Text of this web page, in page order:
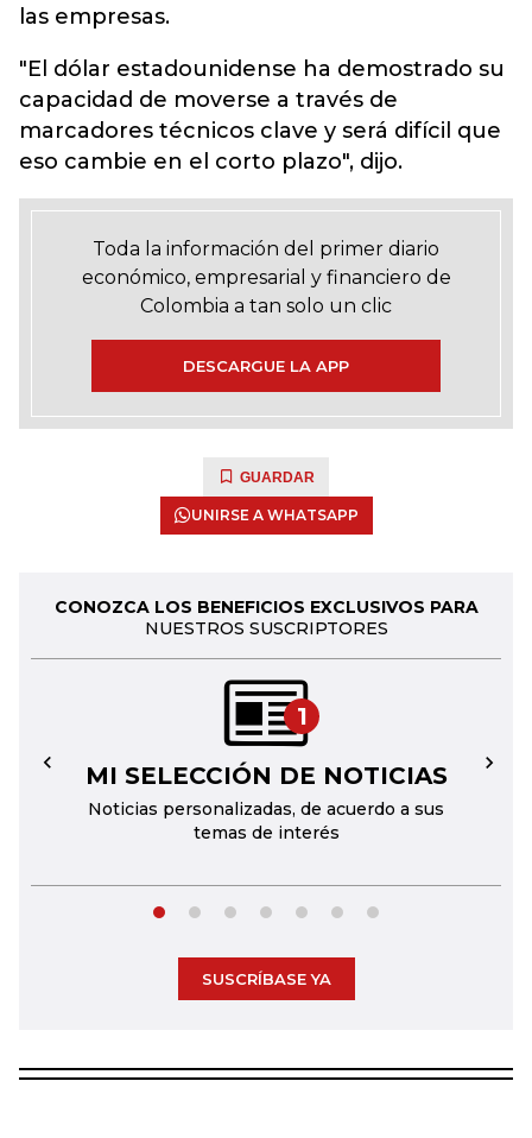
las empresas.
"El dólar estadounidense ha demostrado su
capacidad de moverse a través de
marcadores técnicos clave y será difícil que
eso cambie en el corto plazo", dijo.
Toda la información del primer diario
económico, empresarial y financiero de
Colombia a tan solo un clic
DESCARGUE LA APP
GUARDAR
UNIRSE A WHATSAPP
CONOZCA LOS BENEFICIOS EXCLUSIVOS PARA
NUESTROS SUSCRIPTORES
1
MI SELECCIÓN DE NOTICIAS
Noticias personalizadas, de acuerdo a sus
temas de interés
← →
SUSCRÍBASE YA